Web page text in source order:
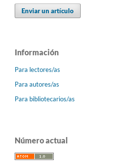
Enviar un artículo
Información
Para lectores/as
Para autores/as
Para bibliotecarios/as
Número actual